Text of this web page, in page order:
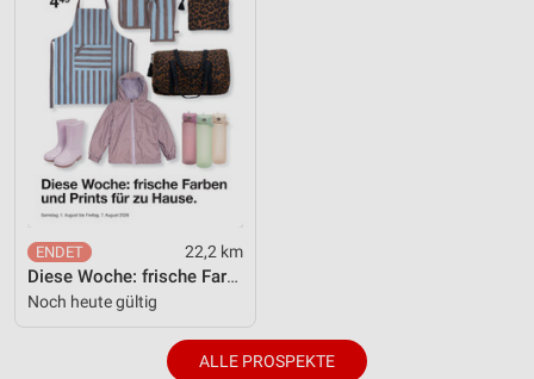
22,2 km
Diese Woche: frische Farben und Prints für zu Hause.
Noch heute gültig
ALLE PROSPEKTE